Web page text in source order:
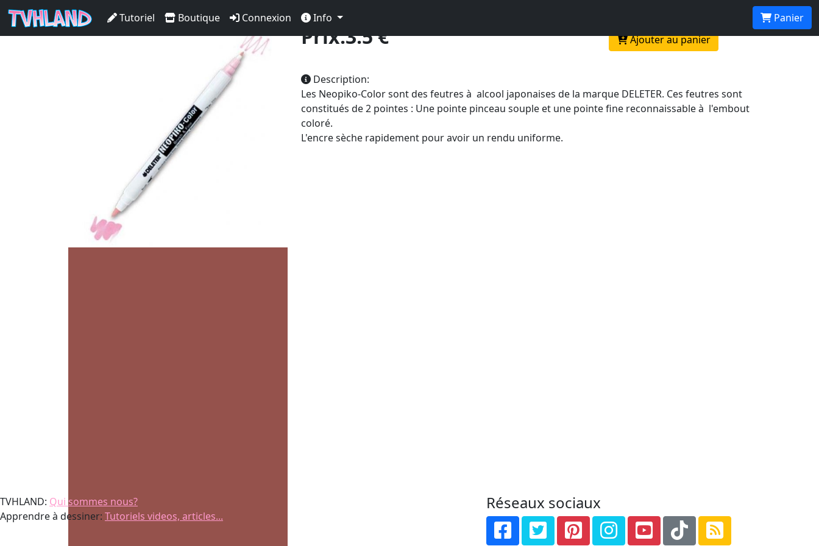
Tutoriel Boutique Connexion Info Panier
Neopiko-Color 420 Coffee
Prix:3.5 € Ajouter au panier
Description:
Les Neopiko-Color sont des feutres à alcool japonaises de la marque DELETER. Ces feutres sont
constitués de 2 pointes : Une pointe pinceau souple et une pointe fine reconnaissable à l'embout
coloré.
L'encre sèche rapidement pour avoir un rendu uniforme.
TVHLAND: Qui sommes nous?
Apprendre à dessiner: Tutoriels videos, articles...
Réseaux sociaux